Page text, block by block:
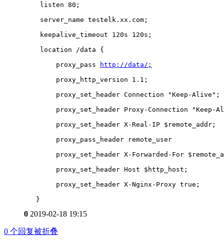
    listen 80;
    server_name testelk.xx.com;
    keepalive_timeout 120s 120s;
    location /data {
        proxy_pass
http://data/;
        proxy_http_version 1.1;
        proxy_set_header Connection "Keep-Alive";
proxy_set_header Proxy-Connection "Keep-
        proxy_set_header X-Real-IP $remote_addr;
        proxy_pass_header remote_user
proxy_set_header X-Forwarded-For
        proxy_set_header Host $http_host;
        proxy_set_header X-Nginx-Proxy true;
   }
0 2019-02-18 19:15
0 个回复被折叠